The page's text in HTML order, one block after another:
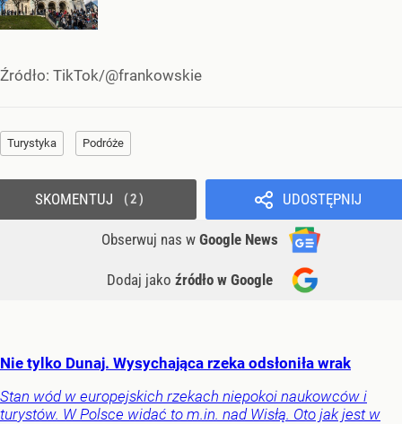
Źródło: TikTok/@frankowskie
Turystyka Podróże
UDOSTĘPNIJ
Obserwuj nas w Google News
Dodaj jako źródło w Google
SKOMENTUJ 2
Nie tylko Dunaj. Wysychająca rzeka odsłoniła wrak
Stan wód w europejskich rzekach niepokoi naukowców i
turystów. W Polsce widać to m.in. nad Wisłą. Oto jak jest w